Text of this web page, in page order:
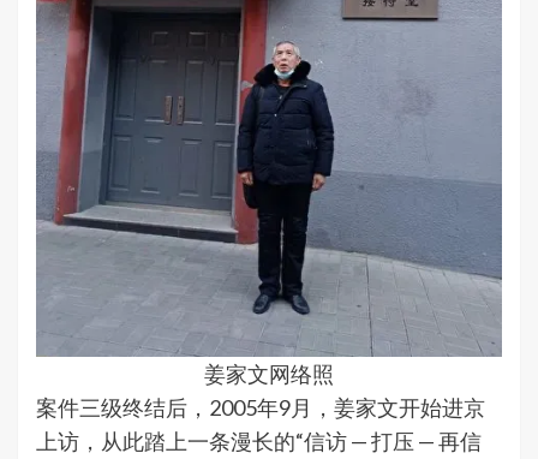
姜家文网络照
案件三级终结后，2005年9月，姜家文开始进京
上访，从此踏上一条漫长的“信访 — 打压 — 再信